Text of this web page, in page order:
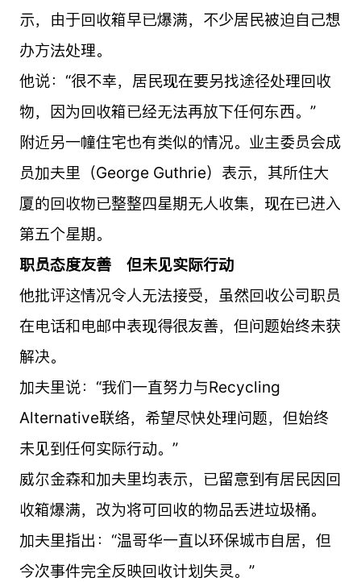
示，由于回收箱早已爆满，不少居民被迫自己想
办方法处理。
他说：“很不幸，居民现在要另找途径处理回收
物，因为回收箱已经无法再放下任何东西。”
附近另一幢住宅也有类似的情况。业主委员会成
员加夫里（George Guthrie）表示，其所住大
厦的回收物已整整四星期无人收集，现在已进入
第五个星期。
职员态度友善 但未见实际行动
他批评这情况令人无法接受，虽然回收公司职员
在电话和电邮中表现得很友善，但问题始终未获
解决。
加夫里说：“我们一直努力与Recycling
Alternative联络，希望尽快处理问题，但始终
未见到任何实际行动。”
威尔金森和加夫里均表示，已留意到有居民因回
收箱爆满，改为将可回收的物品丢进垃圾桶。
加夫里指出：“温哥华一直以环保城市自居，但
今次事件完全反映回收计划失灵。”